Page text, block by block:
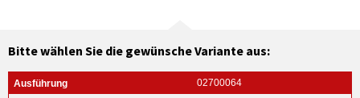
Bitte wählen Sie die gewünsche Variante aus:
02700064